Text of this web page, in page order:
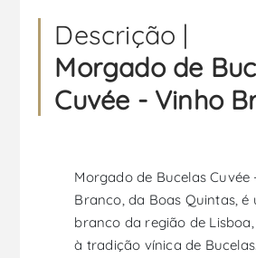
Descrição |
Morgado de
Cuvée - Vinho
Morgado de Bucelas Cuvée
Branco, da Boas Quintas, é
branco da região de
à tradição vínica de